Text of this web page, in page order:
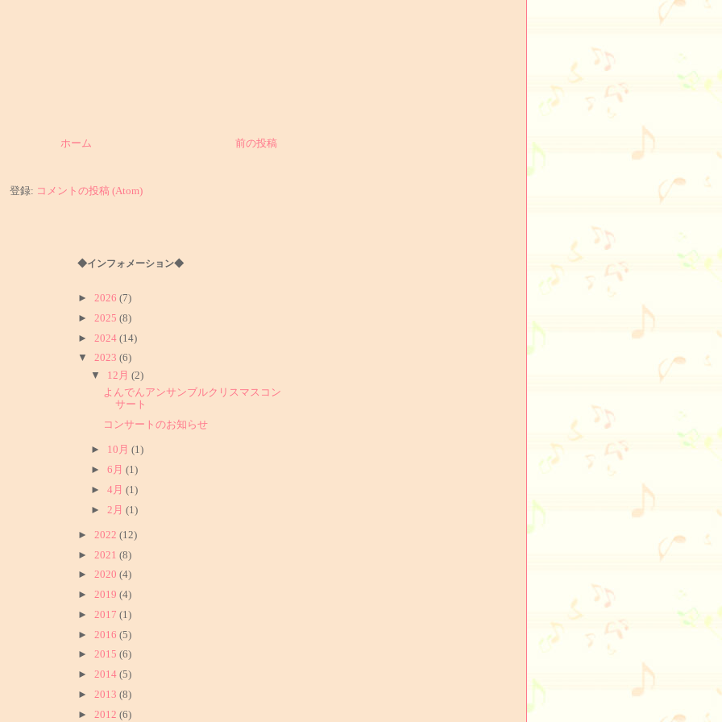
前の投稿
ホーム
登録: コメントの投稿 (Atom)
◆インフォメーション◆
► 2026 (7)
► 2025 (8)
► 2024 (14)
▼ 2023 (6)
▼ 12月 (2)
よんでんアンサンブルクリスマスコン
サート
コンサートのお知らせ
► 10月 (1)
► 6月 (1)
► 4月 (1)
► 2月 (1)
► 2022 (12)
► 2021 (8)
► 2020 (4)
► 2019 (4)
► 2017 (1)
► 2016 (5)
► 2015 (6)
► 2014 (5)
► 2013 (8)
► 2012 (6)